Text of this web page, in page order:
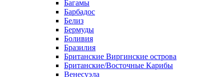
Багамы
Барбадос
Белиз
Бермуды
Боливия
Бразилия
Британские Виргинские острова
Британские/Восточные Карибы
Венесуэла